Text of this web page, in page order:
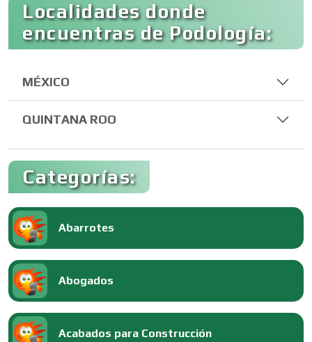
Localidades donde
encuentras de Podología:
MÉXICO
QUINTANA ROO
Categorías:
Abarrotes
Abogados
Acabados para Construcción